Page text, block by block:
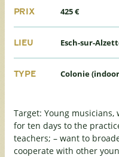
PRIX 425 €
LIEU Esch-sur-
TYPE Colonie
Target: Young musicians,
for ten days to the
teachers; – want to
cooperate with other